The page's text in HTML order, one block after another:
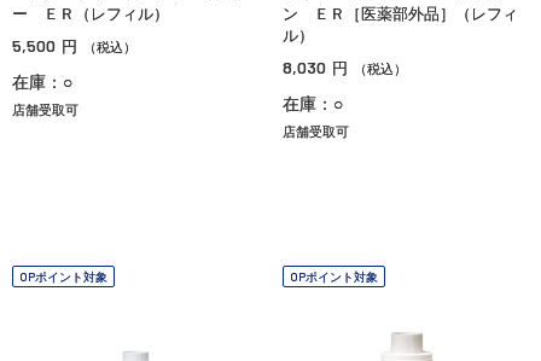
ー ＥＲ（レフィル）
5,500 円 （税込）
在庫：○
店舗受取可
ン ＥＲ［医薬部外品］（レフィ
ル）
8,030 円 （税込）
在庫：○
店舗受取可
OPポイント対象 OPポイント対象